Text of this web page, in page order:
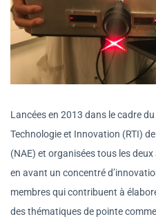
Lancées en 2013 dans le cadre
Technologie et Innovation (RTI)
(NAE) et organisées tous les
en avant un concentré
membres qui contribuent à
des thématiques de pointe